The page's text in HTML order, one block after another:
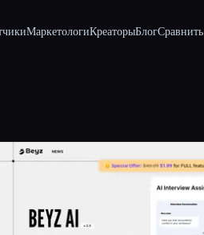
МаркетологиКреаторыБлогСравнить